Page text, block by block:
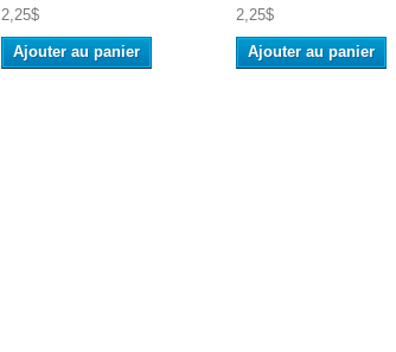
2,25$
Ajouter au panier
2,25$
Ajouter au panier